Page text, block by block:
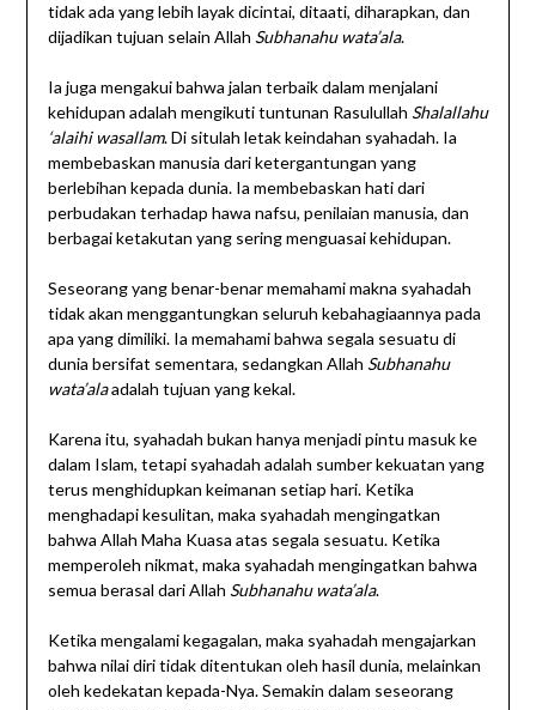
tidak ada yang lebih layak dicintai, ditaati, diharapkan, dan
dijadikan tujuan selain Allah Subhanahu wata’ala.
Ia juga mengakui bahwa jalan terbaik dalam menjalani
kehidupan adalah mengikuti tuntunan Rasulullah Shalallahu
‘alaihi wasallam. Di situlah letak keindahan syahadah. Ia
membebaskan manusia dari ketergantungan yang
berlebihan kepada dunia. Ia membebaskan hati dari
perbudakan terhadap hawa nafsu, penilaian manusia, dan
berbagai ketakutan yang sering menguasai kehidupan.
Seseorang yang benar-benar memahami makna syahadah
tidak akan menggantungkan seluruh kebahagiaannya pada
apa yang dimiliki. Ia memahami bahwa segala sesuatu di
dunia bersifat sementara, sedangkan Allah Subhanahu
wata’alaadalah tujuan yang kekal.
Karena itu, syahadah bukan hanya menjadi pintu masuk ke
dalam Islam, tetapi syahadah adalah sumber kekuatan yang
terus menghidupkan keimanan setiap hari. Ketika
menghadapi kesulitan, maka syahadah mengingatkan
bahwa Allah Maha Kuasa atas segala sesuatu. Ketika
memperoleh nikmat, maka syahadah mengingatkan bahwa
semua berasal dari Allah Subhanahu wata’ala.
Ketika mengalami kegagalan, maka syahadah mengajarkan
bahwa nilai diri tidak ditentukan oleh hasil dunia, melainkan
oleh kedekatan kepada-Nya. Semakin dalam seseorang